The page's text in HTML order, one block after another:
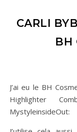
CARLI
BH
J’ai eu le BH Cosmetics Carli Bybel 14 Color Ofshadow &
Highlighter
MystyleinsideOut: